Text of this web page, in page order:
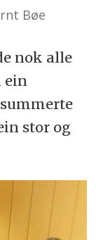
Bøe
nok alle
ein
stor og